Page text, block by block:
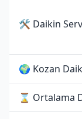
🛠 Daikin
🌍 Kozan
⌛ Ortalama